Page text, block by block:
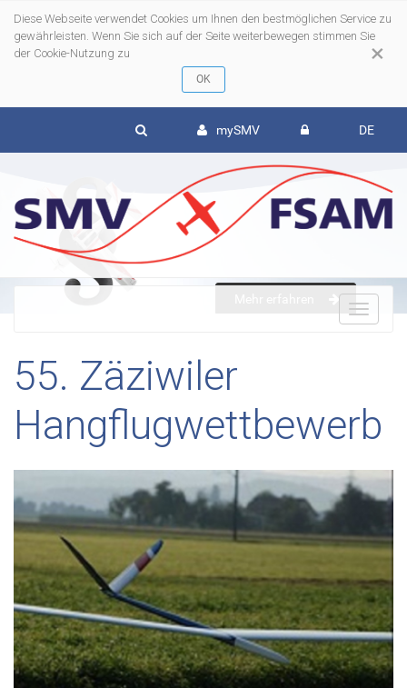
×
Diese Webseite verwendet Cookies um Ihnen den bestmöglichen Service zu
gewährleisten. Wenn Sie sich auf der Seite weiterbewegen stimmen Sie
der Cookie-Nutzung zu
mySMV DE
55. Zäziwiler
Hangflugwettbewerb